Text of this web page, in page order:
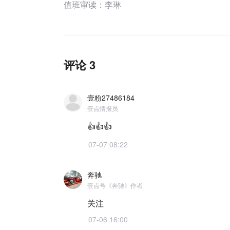
值班审读：李琳
评论 3
壹粉27486184
壹点情报员
👍👍👍
07-07 08:22
奔驰
壹点号《奔驰》作者
关注
07-06 16:00